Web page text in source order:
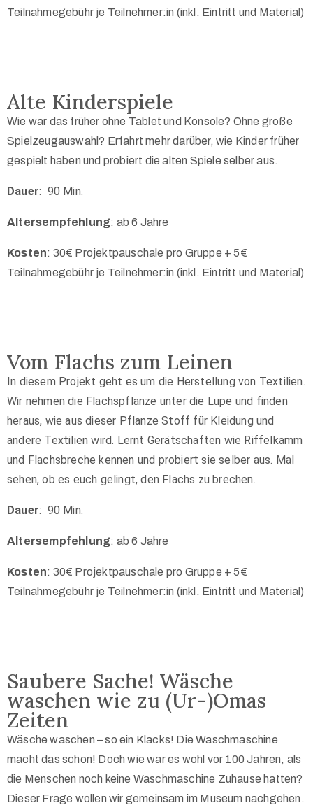
Teilnahmegebühr je Teilnehmer:in (inkl. Eintritt und Material)
Alte Kinderspiele
Wie war das früher ohne Tablet und Konsole? Ohne große
Spielzeugauswahl? Erfahrt mehr darüber, wie Kinder früher
gespielt haben und probiert die alten Spiele selber aus.
Dauer: 90 Min.
Altersempfehlung: ab 6 Jahre
Kosten: 30€ Projektpauschale pro Gruppe + 5€
Teilnahmegebühr je Teilnehmer:in (inkl. Eintritt und Material)
Vom Flachs zum Leinen
In diesem Projekt geht es um die Herstellung von Textilien.
Wir nehmen die Flachspflanze unter die Lupe und finden
heraus, wie aus dieser Pflanze Stoff für Kleidung und
andere Textilien wird. Lernt Gerätschaften wie Riffelkamm
und Flachsbreche kennen und probiert sie selber aus. Mal
sehen, ob es euch gelingt, den Flachs zu brechen.
Dauer: 90 Min.
Altersempfehlung: ab 6 Jahre
Kosten: 30€ Projektpauschale pro Gruppe + 5€
Teilnahmegebühr je Teilnehmer:in (inkl. Eintritt und Material)
Saubere Sache! Wäsche
waschen wie zu (Ur-)Omas
Zeiten
Wäsche waschen – so ein Klacks! Die Waschmaschine
macht das schon! Doch wie war es wohl vor 100 Jahren, als
die Menschen noch keine Waschmaschine Zuhause hatten?
Dieser Frage wollen wir gemeinsam im Museum nachgehen.